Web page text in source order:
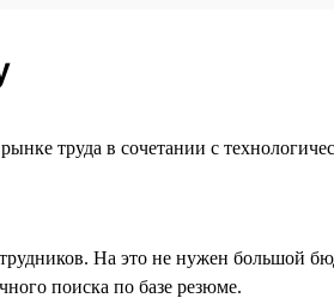
труда в сочетании с
На это не нужен большой
поиска по базе резюме.